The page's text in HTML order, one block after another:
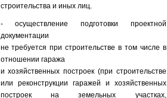
строительства и иных лиц.
- осуществление подготовки проектной
документации
не требуется при строительстве в том числе в
отношении гаража
и хозяйственных построек (при строительстве
или реконструкции гаражей и хозяйственных
построек на земельных участках,